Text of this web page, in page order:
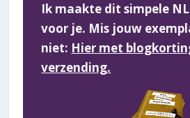
Ik maakte dit simpele
voor je. Mis jouw
niet: Hier met
verzending.